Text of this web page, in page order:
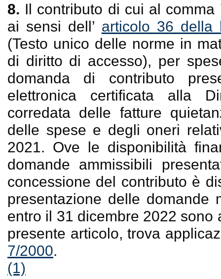
8. Il contributo di cui al
ai sensi dell’ articolo 36 della
(Testo unico delle norme in
di diritto di accesso), per
domanda di contributo
elettronica certificata alla
corredata delle fatture
delle spese e degli oneri
2021. Ove le disponibilità
domande ammissibili
concessione del contributo è
presentazione delle domande
entro il 31 dicembre 2022
presente articolo, trova
7/2000.
(1)